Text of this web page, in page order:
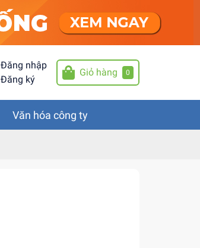
Đăng nhập
Đăng ký
Giỏ hàng 0
Văn hóa công ty